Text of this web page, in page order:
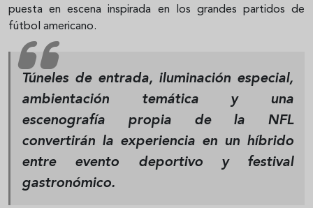
puesta en escena inspirada en los grandes partidos de
fútbol americano.
Túneles de entrada, iluminación especial,
ambientación temática y una
escenografía propia de la NFL
convertirán la experiencia en un híbrido
entre evento deportivo y festival
gastronómico.